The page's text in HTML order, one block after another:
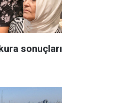
sonuçları